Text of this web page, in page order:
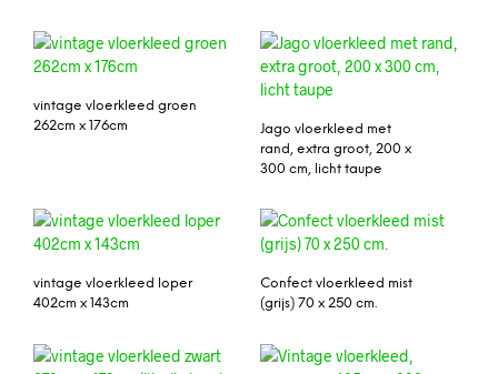
vintage vloerkleed groen
262cm x 176cm
Jago vloerkleed met
rand, extra groot, 200 x
300 cm, licht taupe
vintage vloerkleed loper
402cm x 143cm
Confect vloerkleed mist
(grijs) 70 x 250 cm.